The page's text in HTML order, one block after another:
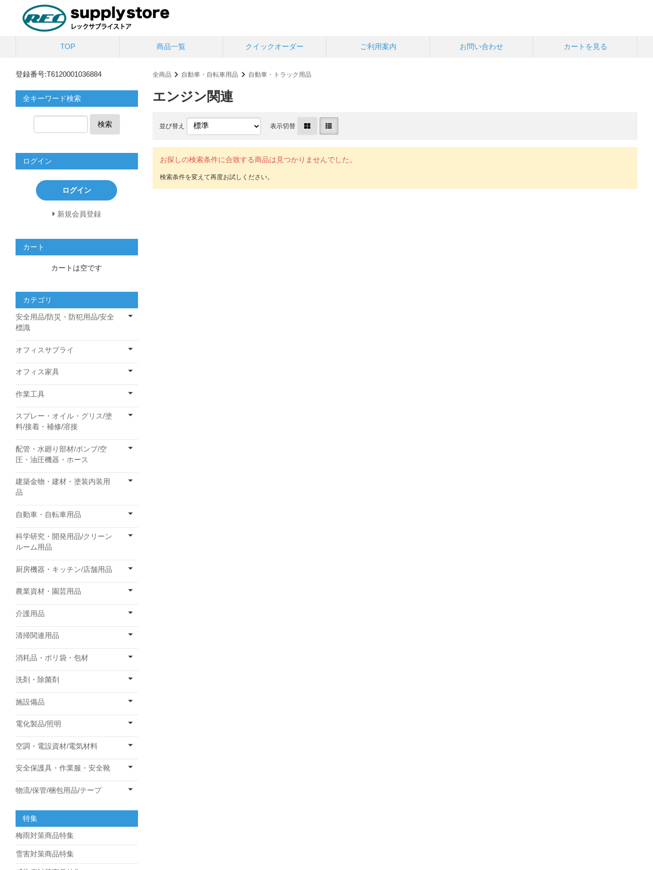
TOP 商品一覧 クイックオーダー ご利用案内 お問い合わせ カートを見る
全商品 自動車・自転車用品 自動車・トラック用品
エンジン関連
並び替え 表示切替
お探しの検索条件に合致する商品は見つかりませんでした。
登録番号:T6120001036884
全キーワード検索
検索
ログイン
ログイン
新規会員登録
カート
カートは空です
カテゴリ
安全用品/防災・防犯用品/安全
標識
オフィスサプライ
オフィス家具
作業工具
スプレー・オイル・グリス/塗
料/接着・補修/溶接
配管・水廻り部材/ポンプ/空
圧・油圧機器・ホース
建築金物・建材・塗装内装用
品
自動車・自転車用品
科学研究・開発用品/クリーン
ルーム用品
厨房機器・キッチン/店舗用品
農業資材・園芸用品
介護用品
清掃関連用品
消耗品・ポリ袋・包材
洗剤・除菌剤
施設備品
電化製品/照明
空調・電設資材/電気材料
安全保護具・作業服・安全靴
物流/保管/梱包用品/テープ
特集
梅雨対策商品特集
雪害対策商品特集